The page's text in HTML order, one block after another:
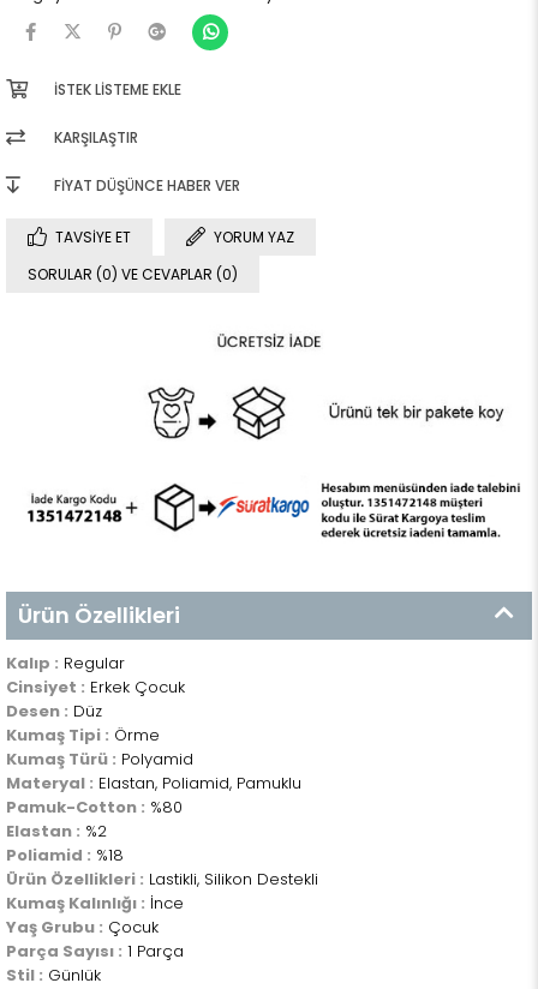
İSTEK LISTEME EKLE
KARŞILAŞTIR
FIYAT DÜŞÜNCE HABER VER
TAVSIYE ET
YORUM YAZ
SORULAR (0) VE CEVAPLAR (0)
Ürün Özellikleri
Kalıp : Regular
Cinsiyet : Erkek Çocuk
Desen : Düz
Kumaş Tipi : Örme
Kumaş Türü : Polyamid
Materyal : Elastan, Poliamid, Pamuklu
Pamuk-Cotton : %80
Elastan : %2
Poliamid : %18
Ürün Özellikleri : Lastikli, Silikon Destekli
Kumaş Kalınlığı : İnce
Yaş Grubu : Çocuk
Parça Sayısı : 1 Parça
Stil : Günlük